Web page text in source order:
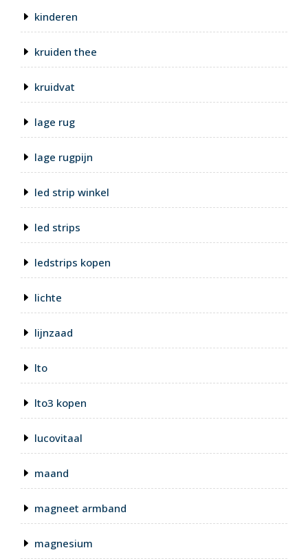
kinderen
kruiden thee
kruidvat
lage rug
lage rugpijn
led strip winkel
led strips
ledstrips kopen
lichte
lijnzaad
lto
lto3 kopen
lucovitaal
maand
magneet armband
magnesium